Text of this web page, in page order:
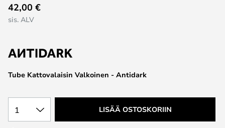
to
the
the
images
Tube Kattovalaisin Valkoinen - Antidark
42,00 €
sis. ALV
1 LISÄÄ OSTOSKORIIN